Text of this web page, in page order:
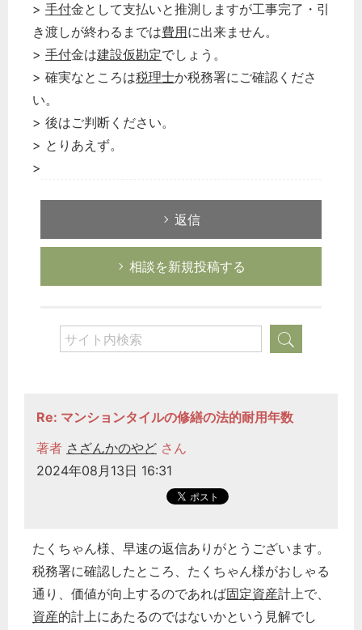
> 手付金として支払いと推測しますが工事完了・引
き渡しが終わるまでは費用に出来ません。
> 手付金は建設仮勘定でしょう。
> 確実なところは税理士か税務署にご確認くださ
い。
> 後はご判断ください。
> とりあえず。
>
返信
相談を新規投稿する
Re: マンションタイルの修繕の法的耐用年数
著者 さざんかのやど さん
2024年08月13日 16:31
たくちゃん様、早速の返信ありがとうございます。
税務署に確認したところ、たくちゃん様がおしゃる
通り、価値が向上するのであれば固定資産計上で、
資産的計上にあたるのではないかという見解でし